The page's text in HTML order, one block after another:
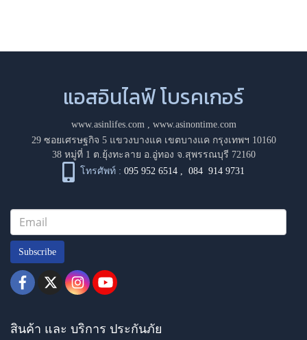
แอสอินไลฟ์ โบรคเกอร์
www.asinlifes.com, www.asinontime.com
29 ซอยเศรษฐกิจ 5 แขวงบางแค เขตบางแค กรุงเทพฯ 10160
38 หมู่ที่ 1 ต.ยุ้งทะลาย อ.อู่ทอง จ.สุพรรณบุรี 72160
โทรศัพท์ : 095 952 6514 ,084 914 9731
Subscribe
สินค้า และ บริการ ประกันภัย